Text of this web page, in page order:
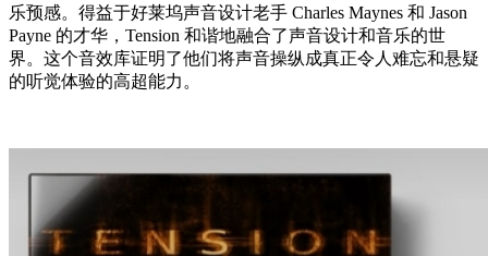
乐预感。得益于好莱坞声音设计老手 Charles Maynes 和 Jason
Payne 的才华，Tension 和谐地融合了声音设计和音乐的世
界。这个音效库证明了他们将声音操纵成真正令人难忘和悬疑
的听觉体验的高超能力。